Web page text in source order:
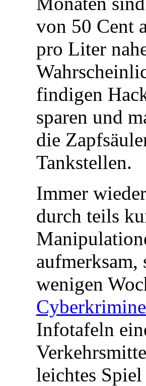
von 50 Cent
pro Liter
findigen
sparen und
die
Tankstellen.
Immer
durch teils
aufmerksam,
wenigen
Infotafeln
leichtes Spiel